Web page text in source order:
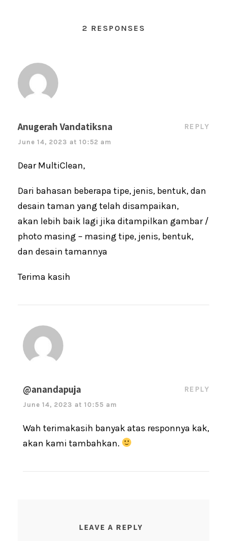
2 RESPONSES
Anugerah Vandatiksna
June 14, 2023 at 10:52 am
REPLY
Dear MultiClean,
Dari bahasan beberapa tipe, jenis, bentuk, dan
desain taman yang telah disampaikan,
akan lebih baik lagi jika ditampilkan gambar /
photo masing – masing tipe, jenis, bentuk,
dan desain tamannya
Terima kasih
@anandapuja
June 14, 2023 at 10:55 am
REPLY
Wah terimakasih banyak atas responnya kak,
akan kami tambahkan.
LEAVE A REPLY